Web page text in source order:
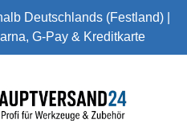
Deutschlands (Festland) |
G-Pay & Kreditkarte